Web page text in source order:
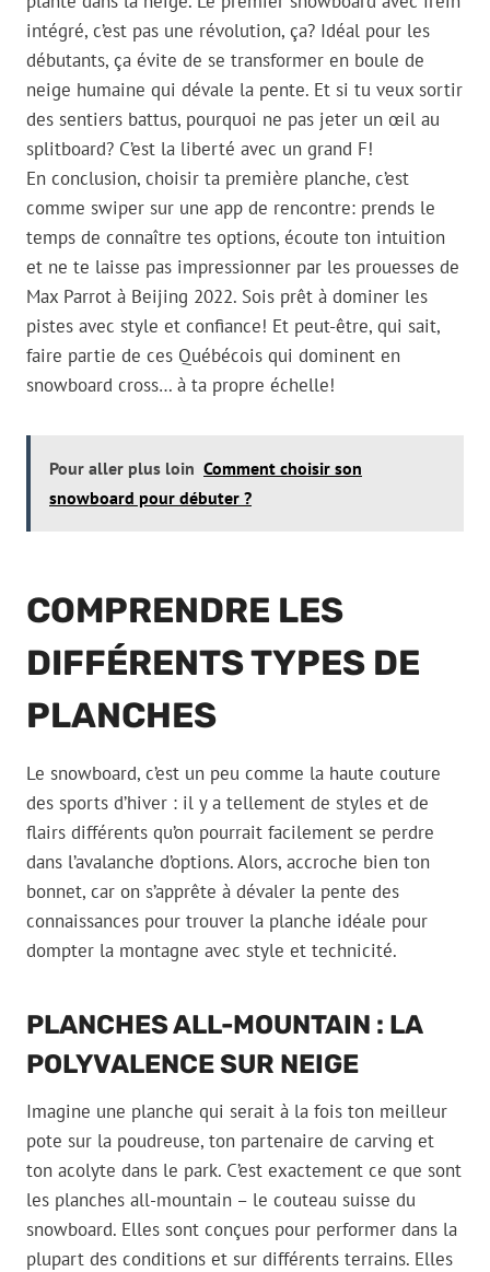
intégré, c’est pas une révolution, ça? Idéal pour les
débutants, ça évite de se transformer en boule de
neige humaine qui dévale la pente. Et si tu veux sortir
des sentiers battus, pourquoi ne pas jeter un œil au
splitboard? C’est la liberté avec un grand F!
En conclusion, choisir ta première planche, c’est
comme swiper sur une app de rencontre: prends le
temps de connaître tes options, écoute ton intuition
et ne te laisse pas impressionner par les prouesses de
Max Parrot à Beijing 2022. Sois prêt à dominer les
pistes avec style et confiance! Et peut-être, qui sait,
faire partie de ces Québécois qui dominent en
snowboard cross… à ta propre échelle!
Pour aller plus loin Comment choisir son
snowboard pour débuter ?
COMPRENDRE LES
DIFFÉRENTS TYPES DE
PLANCHES
Le snowboard, c’est un peu comme la haute couture
des sports d’hiver : il y a tellement de styles et de
flairs différents qu’on pourrait facilement se perdre
dans l’avalanche d’options. Alors, accroche bien ton
bonnet, car on s’apprête à dévaler la pente des
connaissances pour trouver la planche idéale pour
dompter la montagne avec style et technicité.
PLANCHES ALL-MOUNTAIN : LA
POLYVALENCE SUR NEIGE
Imagine une planche qui serait à la fois ton meilleur
pote sur la poudreuse, ton partenaire de carving et
ton acolyte dans le park. C’est exactement ce que sont
les planches all-mountain – le couteau suisse du
snowboard. Elles sont conçues pour performer dans la
plupart des conditions et sur différents terrains. Elles